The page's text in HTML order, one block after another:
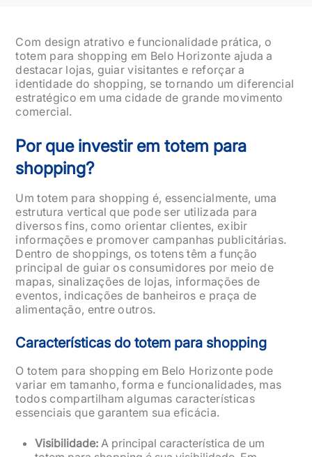
Com design atrativo e funcionalidade prática, o
totem para shopping em Belo Horizonte ajuda a
destacar lojas, guiar visitantes e reforçar a
identidade do shopping, se tornando um diferencial
estratégico em uma cidade de grande movimento
comercial.
Por que investir em totem para
shopping?
Um totem para shopping é, essencialmente, uma
estrutura vertical que pode ser utilizada para
diversos fins, como orientar clientes, exibir
informações e promover campanhas publicitárias.
Dentro de shoppings, os totens têm a função
principal de guiar os consumidores por meio de
mapas, sinalizações de lojas, informações de
eventos, indicações de banheiros e praça de
alimentação, entre outros.
Características do totem para shopping
O totem para shopping em Belo Horizonte pode
variar em tamanho, forma e funcionalidades, mas
todos compartilham algumas características
essenciais que garantem sua eficácia.
Visibilidade: A principal característica de um